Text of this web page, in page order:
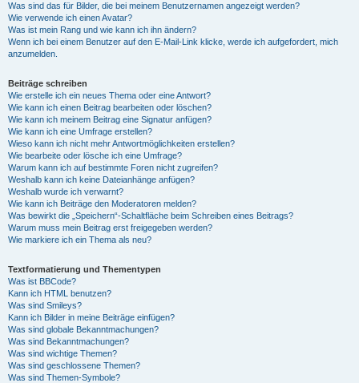
Was sind das für Bilder, die bei meinem Benutzernamen angezeigt werden?
Wie verwende ich einen Avatar?
Was ist mein Rang und wie kann ich ihn ändern?
Wenn ich bei einem Benutzer auf den E-Mail-Link klicke, werde ich aufgefordert, mich
anzumelden.
Beiträge schreiben
Wie erstelle ich ein neues Thema oder eine Antwort?
Wie kann ich einen Beitrag bearbeiten oder löschen?
Wie kann ich meinem Beitrag eine Signatur anfügen?
Wie kann ich eine Umfrage erstellen?
Wieso kann ich nicht mehr Antwortmöglichkeiten erstellen?
Wie bearbeite oder lösche ich eine Umfrage?
Warum kann ich auf bestimmte Foren nicht zugreifen?
Weshalb kann ich keine Dateianhänge anfügen?
Weshalb wurde ich verwarnt?
Wie kann ich Beiträge den Moderatoren melden?
Was bewirkt die „Speichern“-Schaltfläche beim Schreiben eines Beitrags?
Warum muss mein Beitrag erst freigegeben werden?
Wie markiere ich ein Thema als neu?
Textformatierung und Thementypen
Was ist BBCode?
Kann ich HTML benutzen?
Was sind Smileys?
Kann ich Bilder in meine Beiträge einfügen?
Was sind globale Bekanntmachungen?
Was sind Bekanntmachungen?
Was sind wichtige Themen?
Was sind geschlossene Themen?
Was sind Themen-Symbole?